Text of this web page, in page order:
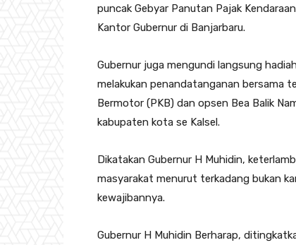
puncak Gebyar Panutan Pajak
Kantor Gubernur di Banjarbaru.
Gubernur juga mengundi langsung
melakukan penandatanganan bersama
Bermotor (PKB) dan opsen Bea Balik
kabupaten kota se Kalsel.
Dikatakan Gubernur H Muhidin,
masyarakat menurut terkadang bukan
kewajibannya.
Gubernur H Muhidin Berharap,